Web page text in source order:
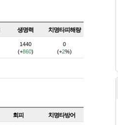
생명력 치명타피해량
1440
(+860)
0
(+2%)
회피 치명타방어